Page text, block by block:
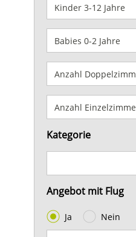
Kategorie
Angebot mit Flug
Ja Nein